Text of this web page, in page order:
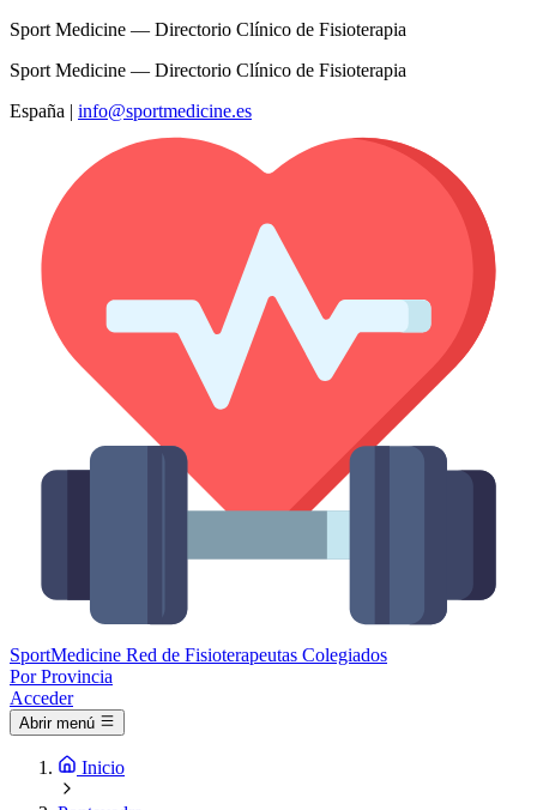
Sport Medicine — Directorio Clínico de Fisioterapia
Sport Medicine — Directorio Clínico de Fisioterapia
España | info@sportmedicine.es
SportMedicine Red de Fisioterapeutas Colegiados
Por Provincia
Acceder
Abrir menú
Inicio